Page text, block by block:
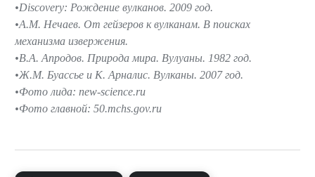
Discovery: Рождение вулканов. 2009 год.
А.М. Нечаев. От гейзеров к вулканам. В поисках
механизма извержения.
В.А. Апродов. Природа мира. Вулуаны. 1982 год.
Ж.М. Буассье и К. Арналис. Вулканы. 2007 год.
Фото лида: new-science.ru
Фото главной: 50.mchs.gov.ru